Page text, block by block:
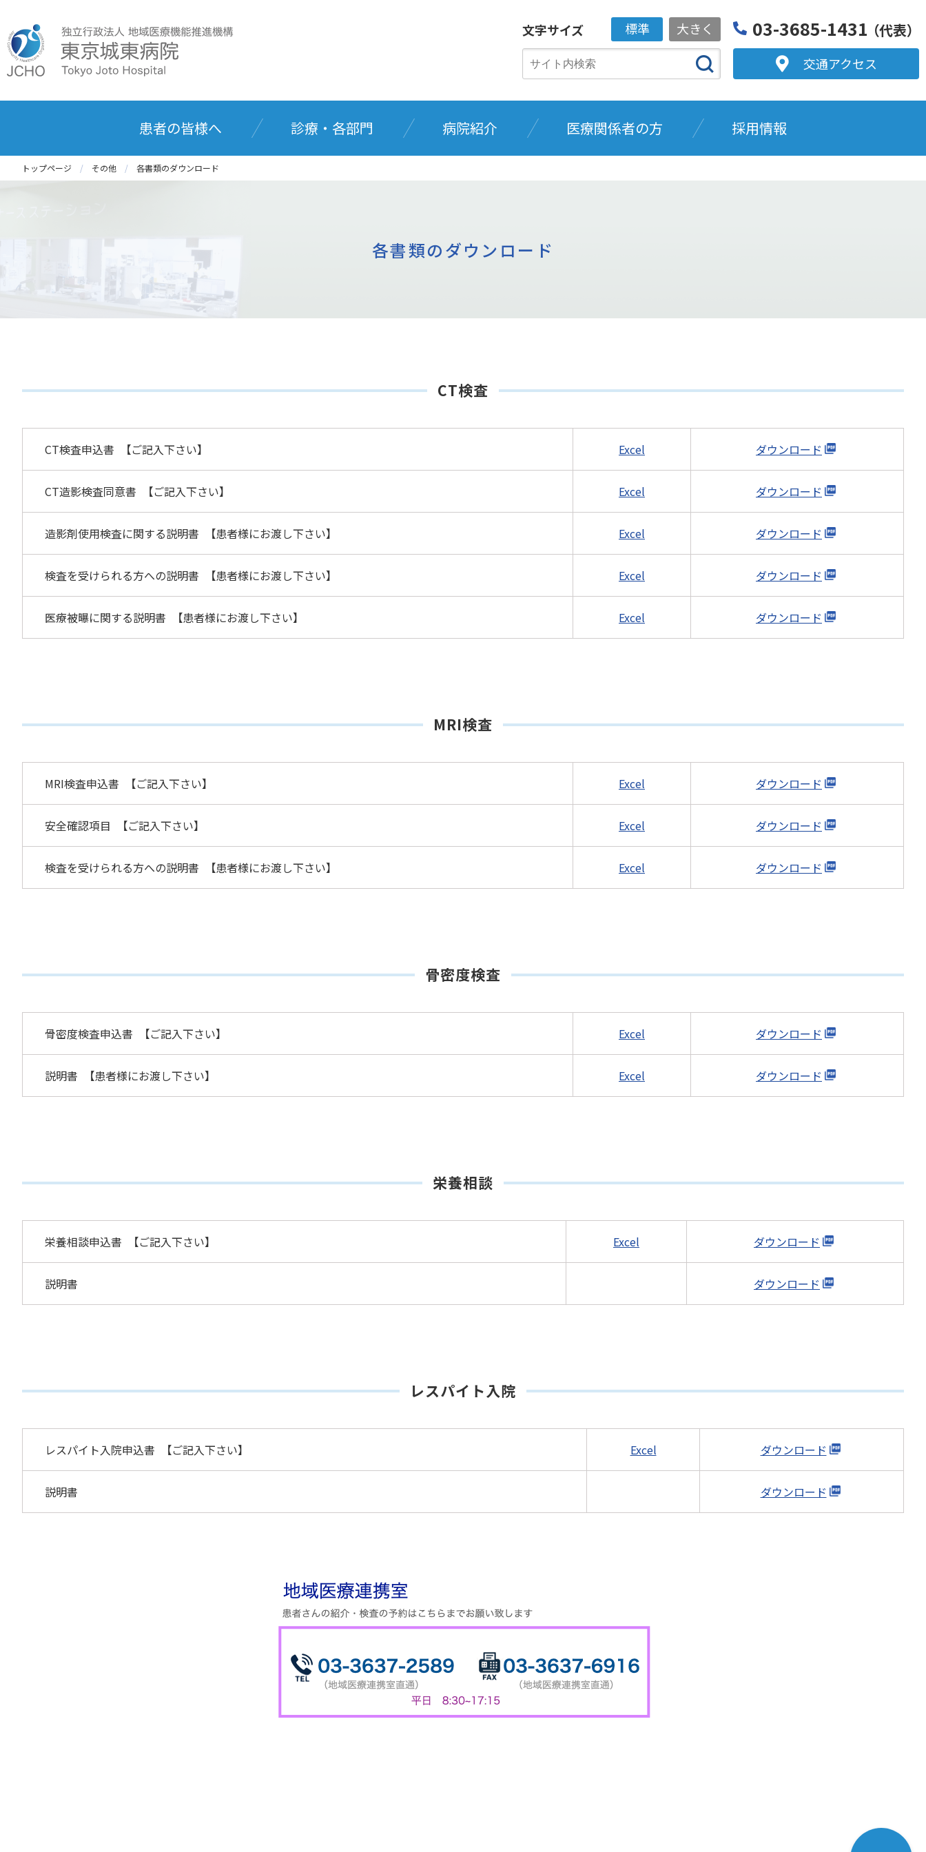
文字サイズ 標準 大きく 03-3685-1431 （代表）
交通アクセス
患者の皆様へ 診療・各部門 病院紹介 医療関係者の方 採用情報
トップページ その他 各書類のダウンロード
各書類のダウンロード
CT検査
CT検査申込書 【ご記入下さい】 Excel ダウンロード
CT造影検査同意書 【ご記入下さい】 Excel ダウンロード
造影剤使用検査に関する説明書 【患者様にお渡し下さい】 Excel ダウンロード
検査を受けられる方への説明書 【患者様にお渡し下さい】 Excel ダウンロード
医療被曝に関する説明書 【患者様にお渡し下さい】 Excel ダウンロード
MRI検査
MRI検査申込書 【ご記入下さい】 Excel ダウンロード
安全確認項目 【ご記入下さい】 Excel ダウンロード
検査を受けられる方への説明書 【患者様にお渡し下さい】 Excel ダウンロード
骨密度検査
骨密度検査申込書 【ご記入下さい】 Excel ダウンロード
説明書 【患者様にお渡し下さい】 Excel ダウンロード
栄養相談
栄養相談申込書 【ご記入下さい】 Excel ダウンロード
説明書 ダウンロード
レスパイト入院
レスパイト入院申込書 【ご記入下さい】 Excel ダウンロード
説明書 ダウンロード